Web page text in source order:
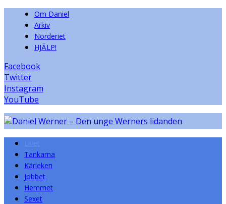
Om Daniel
Arkiv
Nörderiet
HJÄLP!
Facebook
Twitter
Instagram
YouTube
Tankarna
Kärleken
Jobbet
Hemmet
Sexet